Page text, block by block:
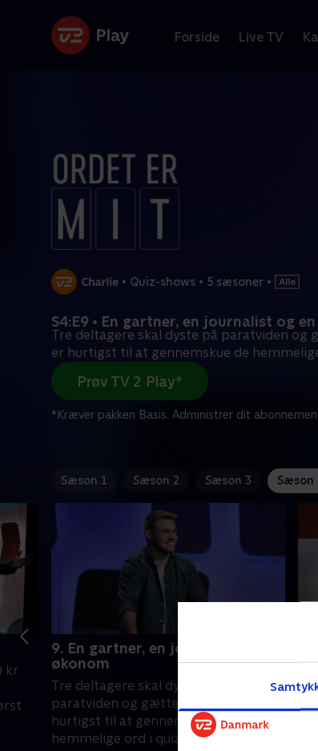
Forside Live TV
• Quiz-shows • 5 sæsoner •
S4:E9 • En gartner, en journalist og
Tre deltagere skal dyste på paratviden og
er hurtigst til at gennemskue de
Prøv TV 2 Play*
*Kræver pakken Basis. Administrer dit
Sæson 1 Sæson 2 Sæson 3 Sæson
kr.
9. En gartner, en journalist og en
økonom
Tre deltagere skal dyste på
paratviden og gætte på ord. Hvem er
hurtigst til at gennemskue de
hemmelige ord i quizzen, hvor hele